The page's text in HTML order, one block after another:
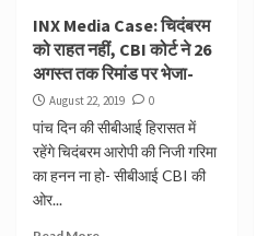
INX Media Case: चिदंबरम
को राहत नहीं, CBI कोर्ट ने 26
अगस्त तक रिमांड पर भेजा-
August 22, 2019 0
पांच दिन की सीबीआई हिरासत में
रहेंगे चिदंबरम आरोपी की निजी गरिमा
का हनन ना हो- सीबीआई CBI की
ओर...